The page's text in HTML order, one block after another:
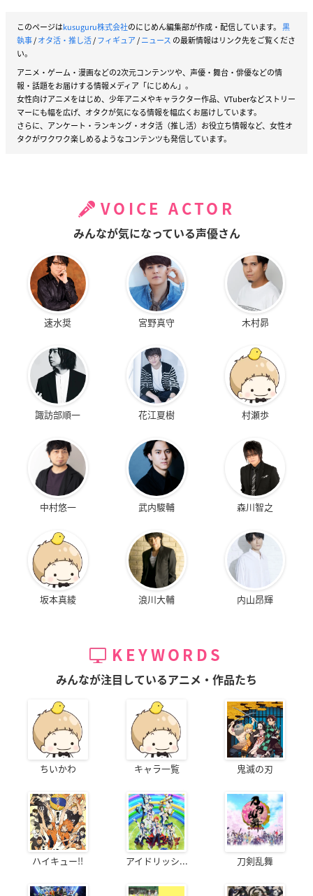
このページはkusuguru株式会社のにじめん編集部が作成・配信しています。 黒
執事/オタ活・推し活/フィギュア/ニュース の最新情報はリンク先をご覧くださ
い。
アニメ・ゲーム・漫画などの2次元コンテンツや、声優・舞台・俳優などの情
報・話題をお届けする情報メディア「にじめん」。
女性向けアニメをはじめ、少年アニメやキャラクター作品、VTuberなどストリー
マーにも幅を広げ、オタクが気になる情報を幅広くお届けしています。
さらに、アンケート・ランキング・オタ活（推し活）お役立ち情報など、女性オ
タクがワクワク楽しめるようなコンテンツも発信しています。
VOICE ACTOR
みんなが気になっている声優さん
速水奨 宮野真守 木村昴
諏訪部順一 花江夏樹 村瀬歩
中村悠一 武内駿輔 森川智之
坂本真綾 浪川大輔 内山昂輝
KEYWORDS
みんなが注目しているアニメ・作品たち
ちいかわ キャラ一覧 鬼滅の刃
ハイキュー!! アイドリッシ... 刀剣乱舞